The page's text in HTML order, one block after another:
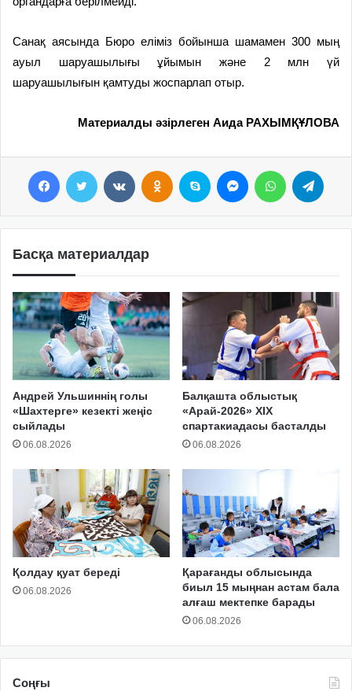
Санақ аясында Бюро еліміз бойынша шамамен 300 мың
ауыл шаруашылығы ұйымын және 2 млн үй
шаруашылығын қамтуды жоспарлап отыр.
Материалды әзірлеген Аида РАХЫМҚҰЛОВА
Басқа материалдар
Андрей Ульшиннің голы
«Шахтерге» кезекті жеңіс
сыйлады
06.08.2026
Балқашта облыстық
«Арай-2026» XIX
спартакиадасы басталды
06.08.2026
Қолдау қуат береді
06.08.2026
Қарағанды облысында
биыл 15 мыңнан астам бала
алғаш мектепке барады
06.08.2026
Соңғы